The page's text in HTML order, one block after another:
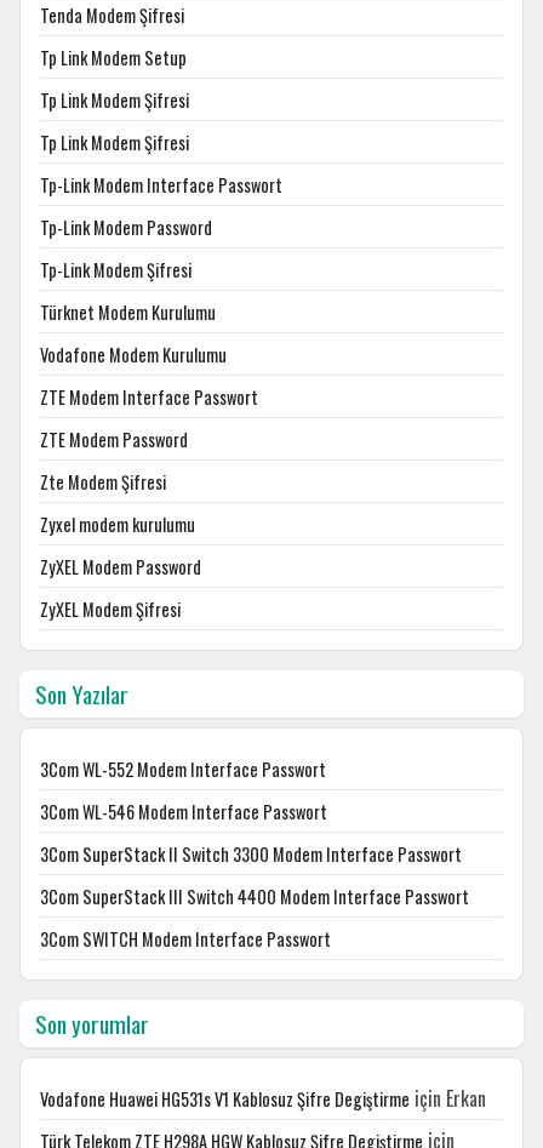
Tenda Modem Şifresi
Tp Link Modem Setup
Tp Link Modem Şifresi
Tp Link Modem Şifresi
Tp-Link Modem Interface Passwort
Tp-Link Modem Password
Tp-Link Modem Şifresi
Türknet Modem Kurulumu
Vodafone Modem Kurulumu
ZTE Modem Interface Passwort
ZTE Modem Password
Zte Modem Şifresi
Zyxel modem kurulumu
ZyXEL Modem Password
ZyXEL Modem Şifresi
Son Yazılar
3Com WL-552 Modem Interface Passwort
3Com WL-546 Modem Interface Passwort
3Com SuperStack II Switch 3300 Modem Interface Passwort
3Com SuperStack III Switch 4400 Modem Interface Passwort
3Com SWITCH Modem Interface Passwort
Son yorumlar
Vodafone Huawei HG531s V1 Kablosuz Şifre Degiştirme için Erkan
Türk Telekom ZTE H298A HGW Kablosuz Şifre Degiştirme için